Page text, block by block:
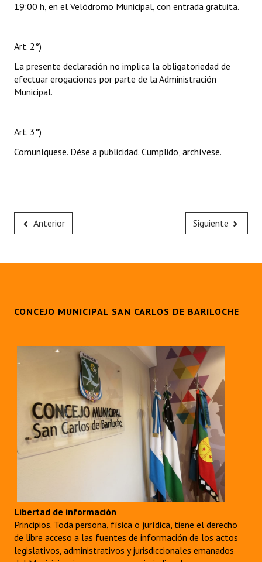
19:00 h, en el Velódromo Municipal, con entrada gratuita.
Art. 2°)
La presente declaración no implica la obligatoriedad de
efectuar erogaciones por parte de la Administración
Municipal.
Art. 3°)
Comuníquese. Dése a publicidad. Cumplido, archívese.
Anterior Siguiente
CONCEJO MUNICIPAL SAN CARLOS DE BARILOCHE
Libertad de información
Principios. Toda persona, física o jurídica, tiene el derecho
de libre acceso a las fuentes de información de los actos
legislativos, administrativos y jurisdiccionales emanados